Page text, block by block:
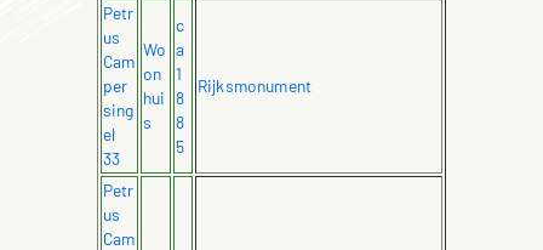
Petr
us
Cam
per
sing
el
33
Wo
on
hui
s
c
a
1
8
8
5
Rijksmonument
Petr
us
Cam